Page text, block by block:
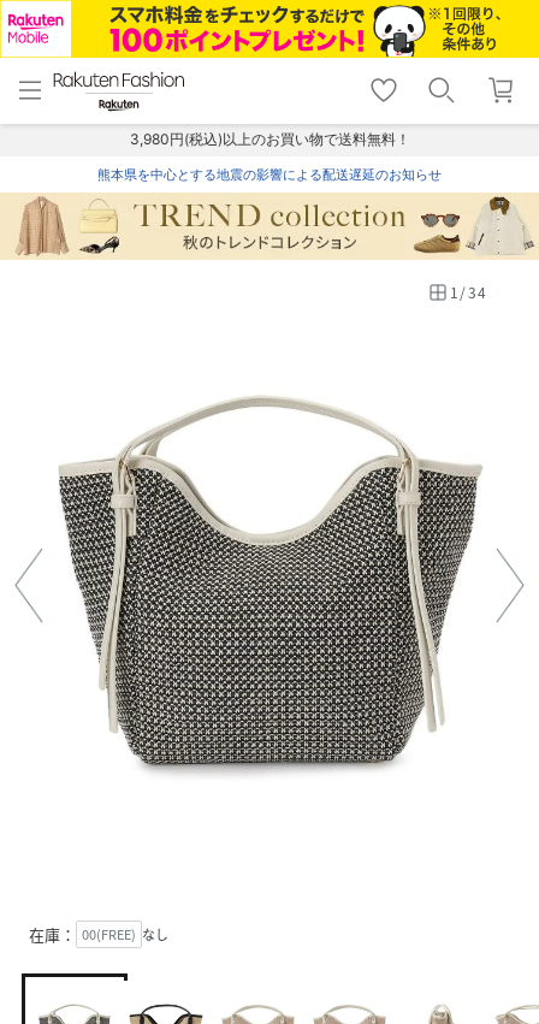
menu home
トップ
shopping_cart lock_outline
ログイン
3,980円(税込)以上のお買い物で送料無料！
熊本県を中心とする地震の影響による配送遅延のお知らせ
1/34
在庫： 00(FREE) なし